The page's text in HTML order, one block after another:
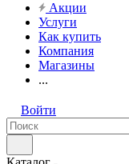
Акции
Услуги
Как купить
Компания
Магазины
...
Войти